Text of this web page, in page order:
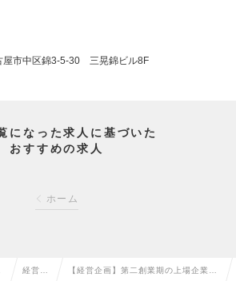
市中区錦3-5-30 三晃錦ビル8F
になった求人に基づいた
おすすめの求人
ホーム
経営企 【経営企画】第二創業期の上場企業